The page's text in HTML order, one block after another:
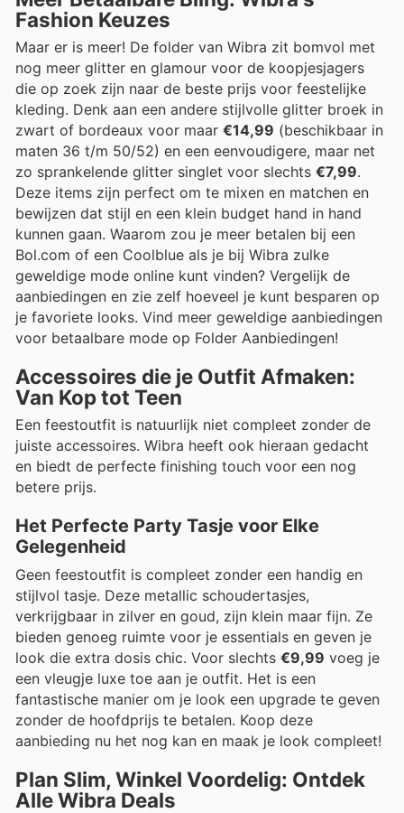
Fashion Keuzes
Maar er is meer! De folder van Wibra zit bomvol met
nog meer glitter en glamour voor de koopjesjagers
die op zoek zijn naar de beste prijs voor feestelijke
kleding. Denk aan een andere stijlvolle glitter broek in
zwart of bordeaux voor maar €14,99 (beschikbaar in
maten 36 t/m 50/52) en een eenvoudigere, maar net
zo sprankelende glitter singlet voor slechts €7,99.
Deze items zijn perfect om te mixen en matchen en
bewijzen dat stijl en een klein budget hand in hand
kunnen gaan. Waarom zou je meer betalen bij een
Bol.com of een Coolblue als je bij Wibra zulke
geweldige mode online kunt vinden? Vergelijk de
aanbiedingen en zie zelf hoeveel je kunt besparen op
je favoriete looks. Vind meer geweldige aanbiedingen
voor betaalbare mode op Folder Aanbiedingen!
Accessoires die je Outfit Afmaken:
Van Kop tot Teen
Een feestoutfit is natuurlijk niet compleet zonder de
juiste accessoires. Wibra heeft ook hieraan gedacht
en biedt de perfecte finishing touch voor een nog
betere prijs.
Het Perfecte Party Tasje voor Elke
Gelegenheid
Geen feestoutfit is compleet zonder een handig en
stijlvol tasje. Deze metallic schoudertasjes,
verkrijgbaar in zilver en goud, zijn klein maar fijn. Ze
bieden genoeg ruimte voor je essentials en geven je
look die extra dosis chic. Voor slechts €9,99 voeg je
een vleugje luxe toe aan je outfit. Het is een
fantastische manier om je look een upgrade te geven
zonder de hoofdprijs te betalen. Koop deze
aanbieding nu het nog kan en maak je look compleet!
Plan Slim, Winkel Voordelig: Ontdek
Alle Wibra Deals